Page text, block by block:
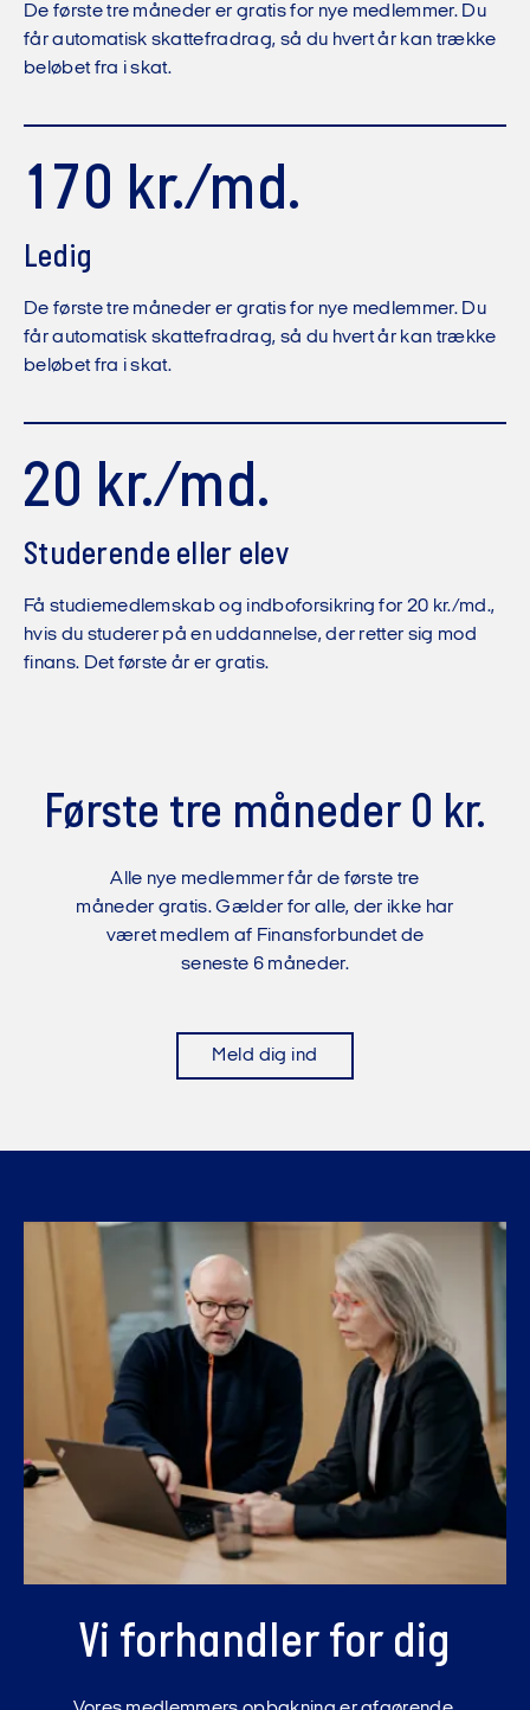
De første tre måneder er gratis for nye medlemmer. Du
får automatisk skattefradrag, så du hvert år kan trække
beløbet fra i skat.
170 kr./md.
Ledig
De første tre måneder er gratis for nye medlemmer. Du
får automatisk skattefradrag, så du hvert år kan trække
beløbet fra i skat.
20 kr./md.
Studerende eller elev
Få studiemedlemskab og indboforsikring for 20 kr./md.,
hvis du studerer på en uddannelse, der retter sig mod
finans. Det første år er gratis.
Første tre måneder 0 kr.
Alle nye medlemmer får de første tre
måneder gratis. Gælder for alle, der ikke har
været medlem af Finansforbundet de
seneste 6 måneder.
Meld dig ind
Vi forhandler for dig